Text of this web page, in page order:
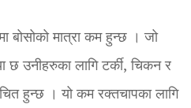
बोसोको मात्रा कम हुन्छ । जो
उनीहरुका लागि टर्की, चिकन र
हुन्छ । यो कम रक्तचापका लागि